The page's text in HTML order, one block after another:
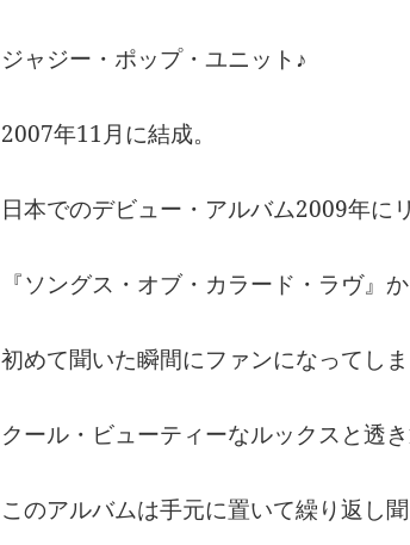
ジャジー・ポップ・ユニット♪
2007年11月に結成。
日本でのデビュー・アルバム2009年に
『ソングス・オブ・カラード・ラヴ』
初めて聞いた瞬間にファンになってし
クール・ビューティーなルックスと透
このアルバムは手元に置いて繰り返し